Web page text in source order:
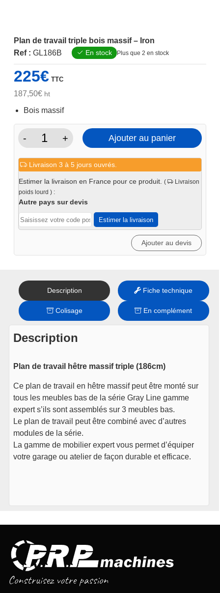
Plan de travail triple bois massif – Iron
Ref : GL186B En stock Plus que 2 en stock
225€ TTC
187,50€ht
Bois massif
-
quantité
Plan
de
travail
triple
bois
massif
+ Ajouter au panier
Livraison 3 à 5 jours ouvrés.
Estimer la livraison en France pour ce produit. (
Livraison
poids lourd ) :
Autre pays sur devis
Estimer la livraison
Ajouter au devis
Description Fiche technique
Colisage En complément
Description
Plan de travail hêtre massif triple (186cm)
Ce plan de travail en hêtre massif peut être monté sur
tous les meubles bas de la série Gray Line gamme
expert s’ils sont assemblés sur 3 meubles bas.
Le plan de travail peut être combiné avec d’autres
modules de la série.
La gamme de mobilier expert vous permet d’équiper
votre garage ou atelier de façon durable et efficace.